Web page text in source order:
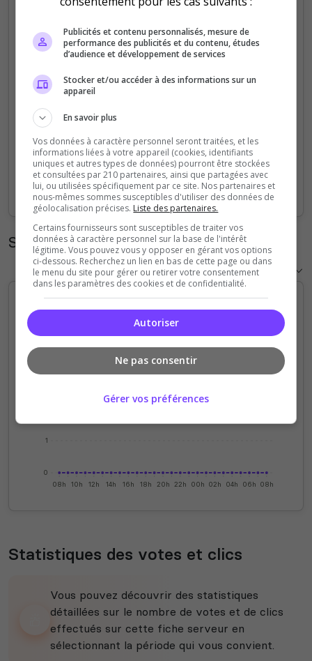
0
1
3
4
Sep Oct Nov Dec Jan Feb Mar Apr May Jun Jul Aug
Statistiques horaires
0
1
3
5
08h 10h 12h 14h 16h 18h 20h 22h 00h 02h 04h 06h 08h
Statistiques des votes et clics
Vous pouvez découvrir des statistiques
détaillées sur le nombre de votes et de clics
effectués sur cette fiche serveur en
sélectionnant la période qui vous convient.
Publicités et contenu personnalisés, mesure de
performance des publicités et du contenu, études
d’audience et développement de services
Stocker et/ou accéder à des informations sur un
appareil
En savoir plus
Vos données à caractère personnel seront traitées, et les
informations liées à votre appareil (cookies, identifiants
uniques et autres types de données) pourront être stockées
et consultées par 210 partenaires, ainsi que partagées avec
lui, ou utilisées spécifiquement par ce site. Nos partenaires et
nous-mêmes sommes susceptibles d'utiliser des données de
géolocalisation précises. Liste des partenaires.
Certains fournisseurs sont susceptibles de traiter vos
données à caractère personnel sur la base de l'intérêt
légitime. Vous pouvez vous y opposer en gérant vos options
ci-dessous. Recherchez un lien en bas de cette page ou dans
le menu du site pour gérer ou retirer votre consentement
dans les paramètres des cookies et de confidentialité.
Autoriser
Ne pas consentir
Gérer vos préférences